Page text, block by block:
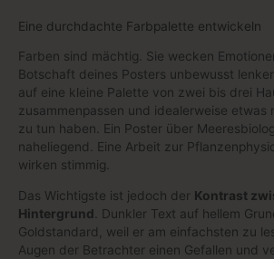
Eine durchdachte Farbpalette entwickeln
Farben sind mächtig. Sie wecken
Botschaft deines Posters unbewusst
auf eine kleine Palette von zwei bis drei
zusammenpassen und idealerweise etwas
zu tun haben. Ein Poster über
naheliegend. Eine Arbeit zur
wirken stimmig.
Das Wichtigste ist jedoch der Kontrast
Hintergrund . Dunkler Text auf hellem
Goldstandard, weil er am einfachsten zu
Augen der Betrachter einen Gefallen und